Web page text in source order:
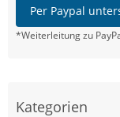
Per Paypal
*Weiterleitung zu
Kategorien